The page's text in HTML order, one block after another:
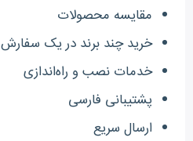
مقایسه محصولات
خرید چند برند در یک سفارش
خدمات نصب و راه‌اندازی
پشتیبانی فارسی
ارسال سریع